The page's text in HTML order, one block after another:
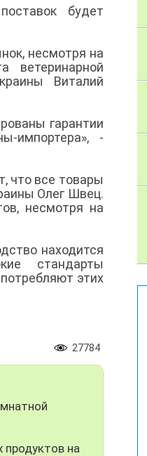
будет
несмотря на
ветеринарной
Виталий
гарантии
импортера», -
что все товары
Олег Швец.
несмотря на
находится
стандарты
этих
27784
продуктов на